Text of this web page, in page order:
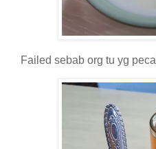
Failed sebab org tu yg